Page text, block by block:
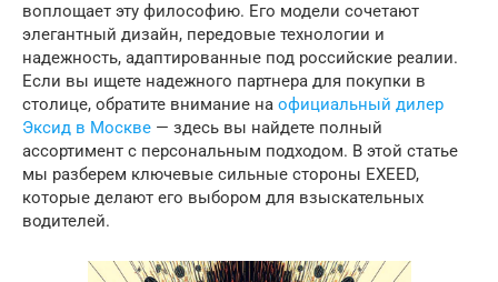
воплощает эту философию. Его модели сочетают
элегантный дизайн, передовые технологии и
надежность, адаптированные под российские реалии.
Если вы ищете надежного партнера для покупки в
столице, обратите внимание на официальный дилер
Эксид в Москве — здесь вы найдете полный
ассортимент с персональным подходом. В этой статье
мы разберем ключевые сильные стороны EXEED,
которые делают его выбором для взыскательных
водителей.